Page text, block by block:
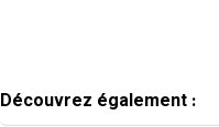
Découvrez également :